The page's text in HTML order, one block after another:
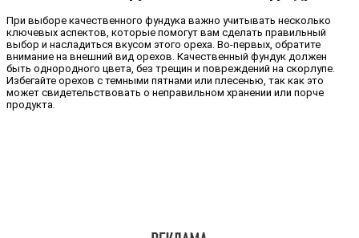
При выборе качественного фундука важно учитывать несколько
ключевых аспектов, которые помогут вам сделать правильный
выбор и насладиться вкусом этого ореха. Во-первых, обратите
внимание на внешний вид орехов. Качественный фундук должен
быть однородного цвета, без трещин и повреждений на скорлупе.
Избегайте орехов с темными пятнами или плесенью, так как это
может свидетельствовать о неправильном хранении или порче
продукта.